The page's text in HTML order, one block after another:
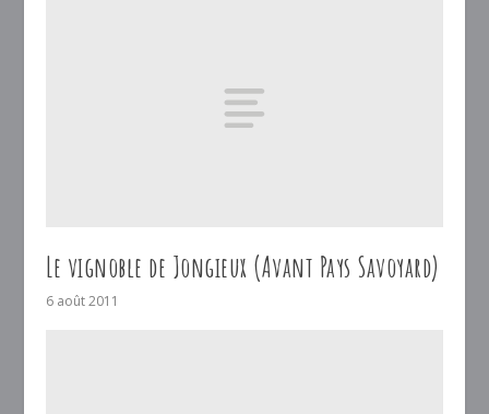
Le vignoble de Jongieux (Avant Pays Savoyard)
6 août 2011